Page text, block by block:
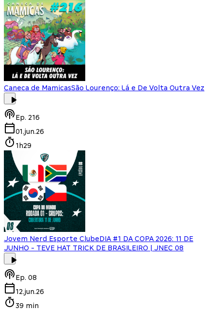
Caneca de MamicasSão Lourenço: Lá e De Volta Outra Vez
Ep. 216
01.jun.26
1h29
Jovem Nerd Esporte ClubeDIA #1 DA COPA 2026: 11 DE
JUNHO - TEVE HAT TRICK DE BRASILEIRO | JNEC 08
Ep. 08
12.jun.26
39 min